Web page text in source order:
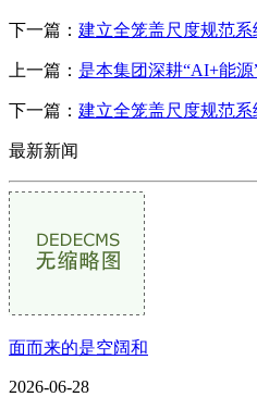
下一篇： 建立全笼盖尺度规范系
上一篇： 是本集团深耕“AI+能
下一篇： 建立全笼盖尺度规范系
最新新闻
面而来的是空阔和
2026-06-28